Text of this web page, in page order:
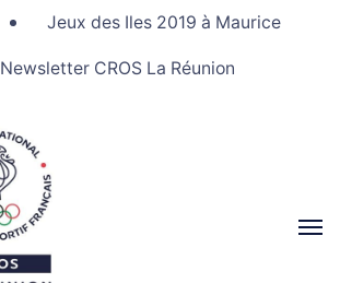
Jeux des Iles 2019 à Maurice
Newsletter CROS La Réunion